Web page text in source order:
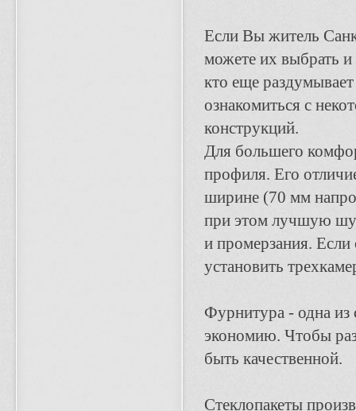
Если Вы житель
можете их выбрать и
кто еще
ознакомиться с
конструкций.
Для большего
профиля. Его
ширине (70 мм
при этом лучшую
и промерзания.
установить
Фурнитура - одна из
экономию. Чтобы
быть качественной.
Стеклопакеты